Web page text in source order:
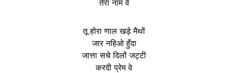
तेरा नाम वे
तू होरा णाल खड़े मैथों
जार नहिओ हुँदा
जात्ता सचे दिलों जट्टी
करदी प्रेम वे